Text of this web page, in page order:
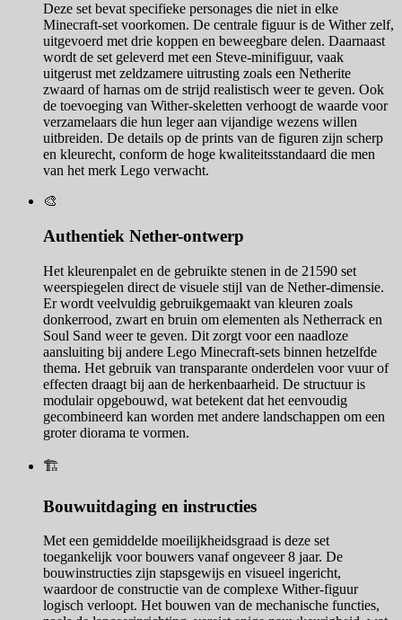
Deze set bevat specifieke personages die niet in elke
Minecraft-set voorkomen. De centrale figuur is de Wither zelf,
uitgevoerd met drie koppen en beweegbare delen. Daarnaast
wordt de set geleverd met een Steve-minifiguur, vaak
uitgerust met zeldzamere uitrusting zoals een Netherite
zwaard of harnas om de strijd realistisch weer te geven. Ook
de toevoeging van Wither-skeletten verhoogt de waarde voor
verzamelaars die hun leger aan vijandige wezens willen
uitbreiden. De details op de prints van de figuren zijn scherp
en kleurecht, conform de hoge kwaliteitsstandaard die men
van het merk Lego verwacht.
🎨
Authentiek Nether-ontwerp
Het kleurenpalet en de gebruikte stenen in de 21590 set
weerspiegelen direct de visuele stijl van de Nether-dimensie.
Er wordt veelvuldig gebruikgemaakt van kleuren zoals
donkerrood, zwart en bruin om elementen als Netherrack en
Soul Sand weer te geven. Dit zorgt voor een naadloze
aansluiting bij andere Lego Minecraft-sets binnen hetzelfde
thema. Het gebruik van transparante onderdelen voor vuur of
effecten draagt bij aan de herkenbaarheid. De structuur is
modulair opgebouwd, wat betekent dat het eenvoudig
gecombineerd kan worden met andere landschappen om een
groter diorama te vormen.
🏗️
Bouwuitdaging en instructies
Met een gemiddelde moeilijkheidsgraad is deze set
toegankelijk voor bouwers vanaf ongeveer 8 jaar. De
bouwinstructies zijn stapsgewijs en visueel ingericht,
waardoor de constructie van de complexe Wither-figuur
logisch verloopt. Het bouwen van de mechanische functies,